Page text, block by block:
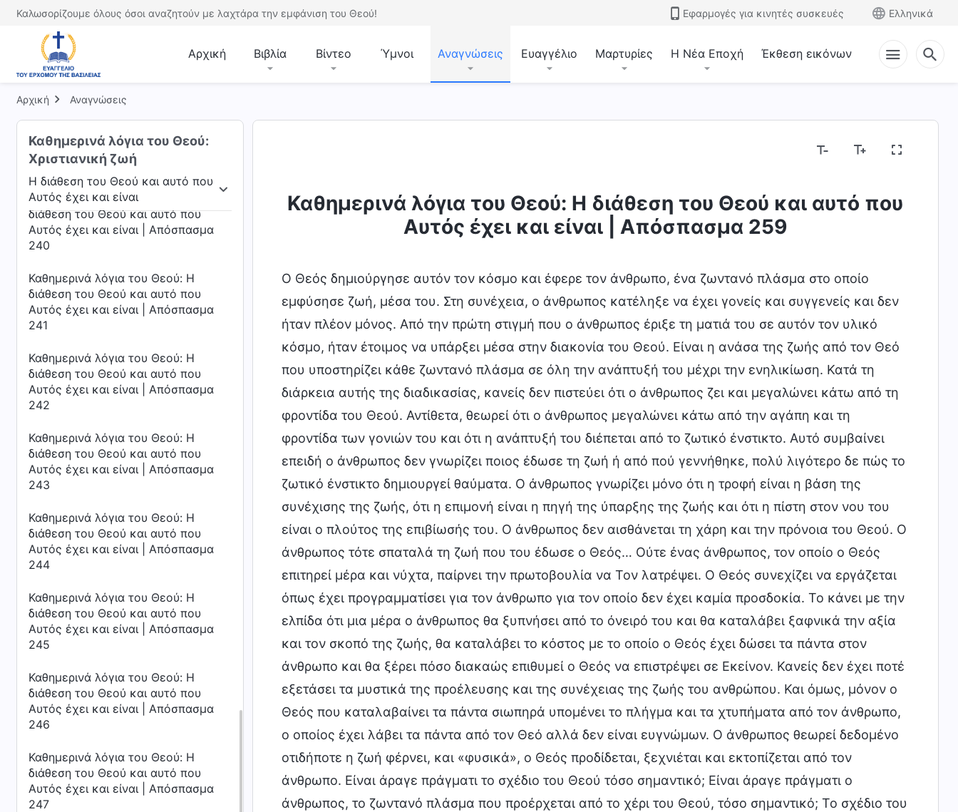
Καλωσορίζουμε όλους όσοι αναζητούν με λαχτάρα την εμφάνιση του Θεού! Εφαρμογές για κινητές συσκευές Ελληνικά
Αρχική Βιβλία Βίντεο Ύμνοι Αναγνώσεις Ευαγγέλιο Μαρτυρίες Η Νέα Εποχή Έκθεση εικόνων
Αρχική Αναγνώσεις
Καθημερινά λόγια του Θεού:
Χριστιανική ζωή
Η διάθεση του Θεού και αυτό που
Αυτός έχει και είναι
Θεού Η διάθεση του Θεού και αυτό που Αυτός έχει και είναι Μυστήρια σχετικά με τη Βίβλο Εκθέτοντας τις θρησκευτικές αντιλήψεις
237
Καθημερινά λόγια του Θεού: Η
διάθεση του Θεού και αυτό που
Αυτός έχει και είναι | Απόσπασμα
Καθημερινά λόγια του Θεού: Η
διάθεση του Θεού και αυτό που
Αυτός έχει και είναι | Απόσπασμα
239
Καθημερινά λόγια του Θεού: Η
διάθεση του Θεού και αυτό που
Αυτός έχει και είναι | Απόσπασμα
240
Καθημερινά λόγια του Θεού: Η
διάθεση του Θεού και αυτό που
Αυτός έχει και είναι | Απόσπασμα
241
Καθημερινά λόγια του Θεού: Η
διάθεση του Θεού και αυτό που
Αυτός έχει και είναι | Απόσπασμα
242
Καθημερινά λόγια του Θεού: Η
διάθεση του Θεού και αυτό που
Αυτός έχει και είναι | Απόσπασμα
243
Καθημερινά λόγια του Θεού: Η
διάθεση του Θεού και αυτό που
Αυτός έχει και είναι | Απόσπασμα
244
Καθημερινά λόγια του Θεού: Η
διάθεση του Θεού και αυτό που
Αυτός έχει και είναι | Απόσπασμα
245
Καθημερινά λόγια του Θεού: Η
διάθεση του Θεού και αυτό που
Αυτός έχει και είναι | Απόσπασμα
246
Καθημερινά λόγια του Θεού: Η
διάθεση του Θεού και αυτό που
Αυτός έχει και είναι | Απόσπασμα
247
Καθημερινά λόγια του Θεού: Η διάθεση του Θεού και αυτό που
Αυτός έχει και είναι | Απόσπασμα 259
Ο Θεός δημιούργησε αυτόν τον κόσμο και έφερε τον άνθρωπο, ένα ζωντανό πλάσμα στο οποίο
εμφύσησε ζωή, μέσα του. Στη συνέχεια, ο άνθρωπος κατέληξε να έχει γονείς και συγγενείς και δεν
ήταν πλέον μόνος. Από την πρώτη στιγμή που ο άνθρωπος έριξε τη ματιά του σε αυτόν τον υλικό
κόσμο, ήταν έτοιμος να υπάρξει μέσα στην διακονία του Θεού. Είναι η ανάσα της ζωής από τον Θεό
που υποστηρίζει κάθε ζωντανό πλάσμα σε όλη την ανάπτυξή του μέχρι την ενηλικίωση. Κατά τη
διάρκεια αυτής της διαδικασίας, κανείς δεν πιστεύει ότι ο άνθρωπος ζει και μεγαλώνει κάτω από τη
φροντίδα του Θεού. Αντίθετα, θεωρεί ότι ο άνθρωπος μεγαλώνει κάτω από την αγάπη και τη
φροντίδα των γονιών του και ότι η ανάπτυξή του διέπεται από το ζωτικό ένστικτο. Αυτό συμβαίνει
επειδή ο άνθρωπος δεν γνωρίζει ποιος έδωσε τη ζωή ή από πού γεννήθηκε, πολύ λιγότερο δε πώς το
ζωτικό ένστικτο δημιουργεί θαύματα. Ο άνθρωπος γνωρίζει μόνο ότι η τροφή είναι η βάση της
συνέχισης της ζωής, ότι η επιμονή είναι η πηγή της ύπαρξης της ζωής και ότι η πίστη στον νου του
είναι ο πλούτος της επιβίωσής του. Ο άνθρωπος δεν αισθάνεται τη χάρη και την πρόνοια του Θεού. Ο
άνθρωπος τότε σπαταλά τη ζωή που του έδωσε ο Θεός… Ούτε ένας άνθρωπος, τον οποίο ο Θεός
επιτηρεί μέρα και νύχτα, παίρνει την πρωτοβουλία να Τον λατρέψει. Ο Θεός συνεχίζει να εργάζεται
όπως έχει προγραμματίσει για τον άνθρωπο για τον οποίο δεν έχει καμία προσδοκία. Το κάνει με την
ελπίδα ότι μια μέρα ο άνθρωπος θα ξυπνήσει από το όνειρό του και θα καταλάβει ξαφνικά την αξία
και τον σκοπό της ζωής, θα καταλάβει το κόστος με το οποίο ο Θεός έχει δώσει τα πάντα στον
άνθρωπο και θα ξέρει πόσο διακαώς επιθυμεί ο Θεός να επιστρέψει σε Εκείνον. Κανείς δεν έχει ποτέ
εξετάσει τα μυστικά της προέλευσης και της συνέχειας της ζωής του ανθρώπου. Και όμως, μόνον ο
Θεός που καταλαβαίνει τα πάντα σιωπηρά υπομένει το πλήγμα και τα χτυπήματα από τον άνθρωπο,
ο οποίος έχει λάβει τα πάντα από τον Θεό αλλά δεν είναι ευγνώμων. Ο άνθρωπος θεωρεί δεδομένο
οτιδήποτε η ζωή φέρνει, και «φυσικά», ο Θεός προδίδεται, ξεχνιέται και εκτοπίζεται από τον
άνθρωπο. Είναι άραγε πράγματι το σχέδιο του Θεού τόσο σημαντικό; Είναι άραγε πράγματι ο
άνθρωπος, το ζωντανό πλάσμα που προέρχεται από το χέρι του Θεού, τόσο σημαντικό; Το σχέδιο του